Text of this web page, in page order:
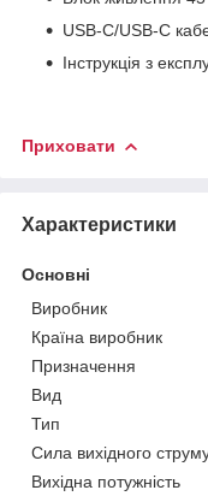
USB-C/USB-C
Інструкція з
Приховати
Характеристики
Основні
Виробник
Країна виробник
Призначення
Вид
Тип
Сила вихідного
Вихідна потужність